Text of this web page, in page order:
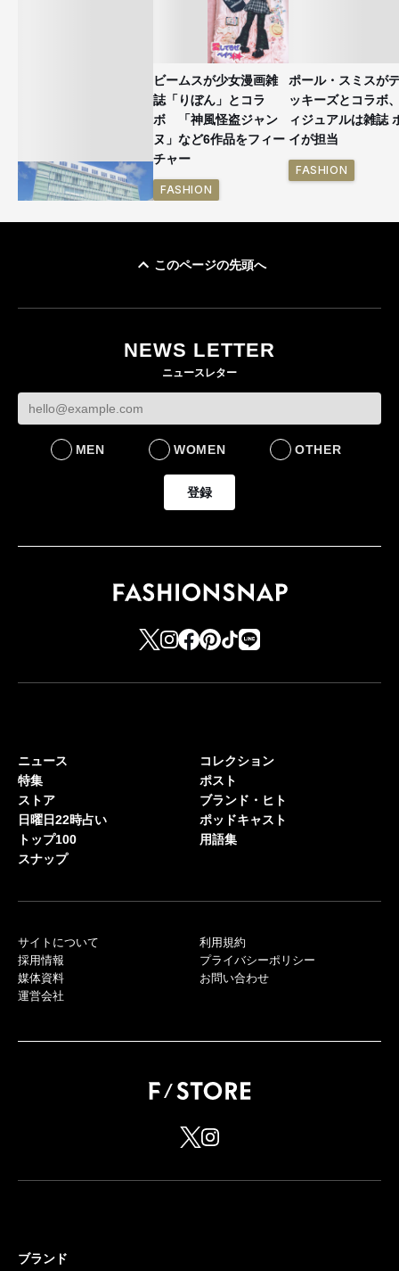
ビームスが少女漫画雑
誌「りぼん」とコラ
ボ 「神風怪盗ジャン
ヌ」など6作品をフィー
チャー
FASHION
ポール・スミスが
ッキーズとコラボ
ィジュアルは雑誌
イが担当
FASHION
このページの先頭へ
NEWS LETTER
ニュースレター
MEN WOMEN OTHER
登録
ニュース
特集
ストア
日曜日22時占い
トップ100
スナップ
コレクション
ポスト
ブランド・ヒト
ポッドキャスト
用語集
サイトについて
採用情報
媒体資料
運営会社
利用規約
プライバシーポリシー
お問い合わせ
ブランド